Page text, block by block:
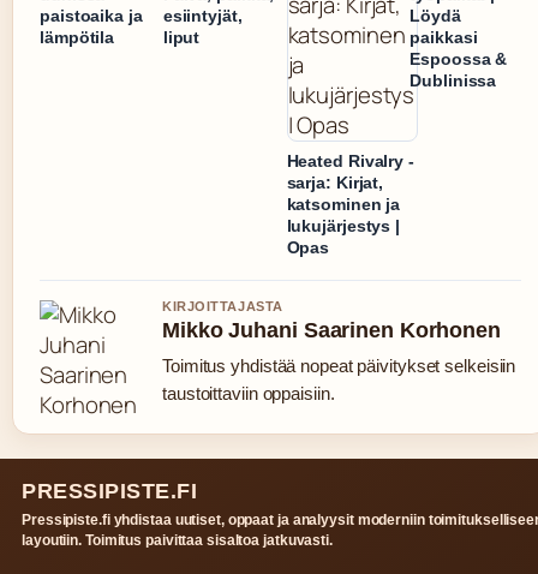
paistoaika ja
lämpötila
esiintyjät,
liput
Heated Rivalry -
sarja: Kirjat,
katsominen ja
lukujärjestys |
Opas
Löydä
paikkasi
Espoossa &
Dublinissa
KIRJOITTAJASTA
Mikko Juhani Saarinen Korhonen
Toimitus yhdistää nopeat päivitykset selkeisiin
taustoittaviin oppaisiin.
PRESSIPISTE.FI
Pressipiste.fi yhdistaa uutiset, oppaat ja analyysit moderniin
layoutiin. Toimitus paivittaa sisaltoa jatkuvasti.